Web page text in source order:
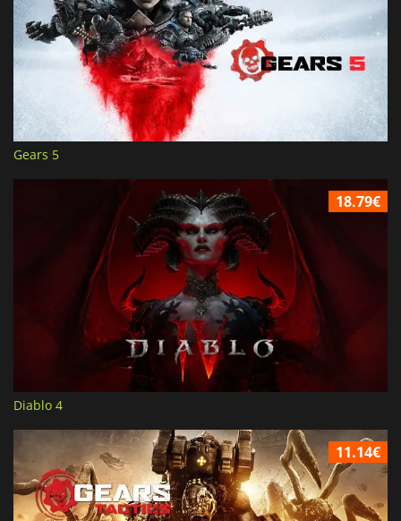
Gears 5
18.79€
Diablo 4
11.14€